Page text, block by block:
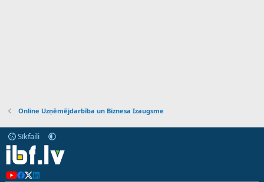
Online Uzņēmējdarbība un Biznesa Izaugsme
Sīkfaili